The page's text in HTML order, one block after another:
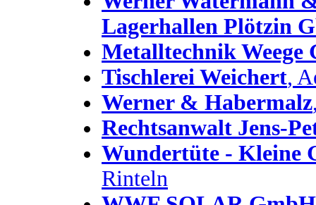
Lagerhallen Plötzin
Metalltechnik Weege
Tischlerei Weichert,
Werner & Habermalz
Rechtsanwalt Jens-
Wundertüte - Kleine
Rinteln